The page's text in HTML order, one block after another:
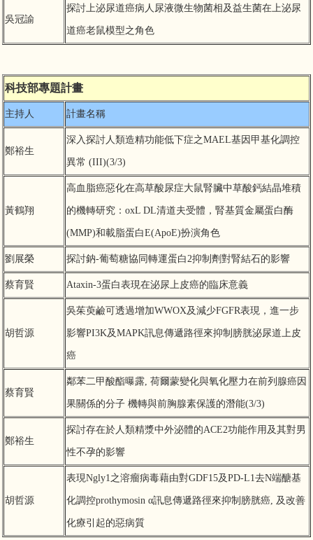
吳冠諭
探討上泌尿道癌病人尿液微生物菌相及益生菌在上泌尿
道癌老鼠模型之角色
科技部專題計畫
主持人 計畫名稱
鄭裕生
深入探討人類造精功能低下症之MAEL基因甲基化調控
異常 (III)(3/3)
黃鶴翔
高血脂癌惡化在高草酸尿症大鼠腎臟中草酸鈣結晶堆積
的機轉研究：oxL DL清道夫受體，腎基質金屬蛋白酶
(MMP)和載脂蛋白E(ApoE)扮演角色
劉展榮 探討鈉-葡萄糖協同轉運蛋白2抑制劑對腎結石的影響
蔡育賢 Ataxin-3蛋白表現在泌尿上皮癌的臨床意義
胡哲源
吳茱萸鹼可透過增加WWOX及減少FGFR表現，進一步
影響PI3K及MAPK訊息傳遞路徑來抑制膀胱泌尿道上皮
癌
蔡育賢
鄰苯二甲酸酯曝露, 荷爾蒙變化與氧化壓力在前列腺癌因
果關係的分子 機轉與前胸腺素保護的潛能(3/3)
鄭裕生
探討存在於人類精漿中外泌體的ACE2功能作用及其對男
性不孕的影響
胡哲源
表現Ngly1之溶瘤病毒藉由對GDF15及PD-L1去N端醣基
化調控prothymosin α訊息傳遞路徑來抑制膀胱癌, 及改善
化療引起的惡病質